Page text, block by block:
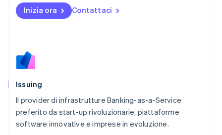
Inizia ora Contattaci
Issuing
Il provider di infrastrutture Banking-as-a-Service
preferito da start-up rivoluzionarie, piattaforme
software innovative e imprese in evoluzione.
Norvegia
English
Nederlands
Portogallo
RAS di Hong Kong, Cina
English简体中文
Regno Unito